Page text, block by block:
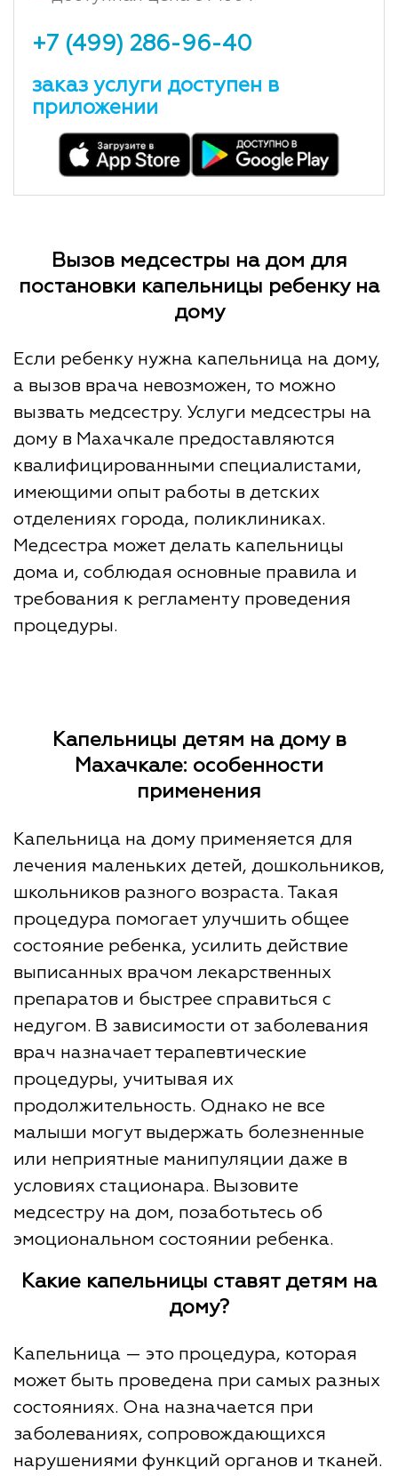
+7 (499) 286-96-40
заказ услуги доступен в
приложении
Вызов медсестры на дом для
постановки капельницы ребенку на
дому
Если ребенку нужна капельница на дому,
а вызов врача невозможен, то можно
вызвать медсестру. Услуги медсестры на
дому в Махачкале предоставляются
квалифицированными специалистами,
имеющими опыт работы в детских
отделениях города, поликлиниках.
Медсестра может делать капельницы
дома и, соблюдая основные правила и
требования к регламенту проведения
процедуры.
Капельницы детям на дому в
Махачкале: особенности
применения
Капельница на дому применяется для
лечения маленьких детей, дошкольников,
школьников разного возраста. Такая
процедура помогает улучшить общее
состояние ребенка, усилить действие
выписанных врачом лекарственных
препаратов и быстрее справиться с
недугом. В зависимости от заболевания
врач назначает терапевтические
процедуры, учитывая их
продолжительность. Однако не все
малыши могут выдержать болезненные
или неприятные манипуляции даже в
условиях стационара. Вызовите
медсестру на дом, позаботьтесь об
эмоциональном состоянии ребенка.
Какие капельницы ставят детям на
дому?
Капельница — это процедура, которая
может быть проведена при самых разных
состояниях. Она назначается при
заболеваниях, сопровождающихся
нарушениями функций органов и тканей.